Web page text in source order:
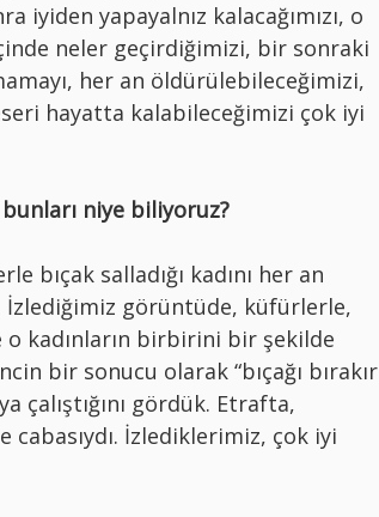
yapayalnız kalacağımızı, o
neler geçirdiğimizi, bir sonraki
her an öldürülebileceğimizi,
hayatta kalabileceğimizi çok iyi
niye biliyoruz?
bıçak salladığı kadını her an
görüntüde, küfürlerle,
o kadınların birbirini bir şekilde
bir sonucu olarak “bıçağı bırakır
çalıştığını gördük. Etrafta,
İzlediklerimiz, çok iyi